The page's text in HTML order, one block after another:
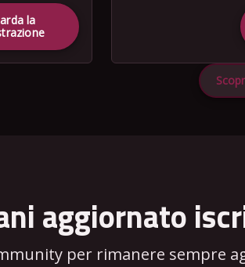
la
aggiornato
per rimanere sempre